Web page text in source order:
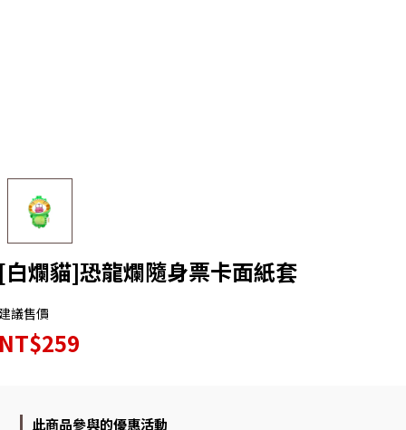
爛貓]恐龍爛隨身票卡面紙套
議售價
此商品參與的優惠活動